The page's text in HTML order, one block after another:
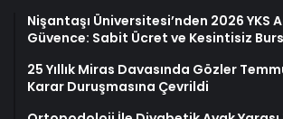
Nişantaşı Üniversitesi’nden 2026 YKS
Güvence: Sabit Ücret ve Kesintisiz Burs
25 Yıllık Miras Davasında Gözler
Karar Duruşmasına Çevrildi